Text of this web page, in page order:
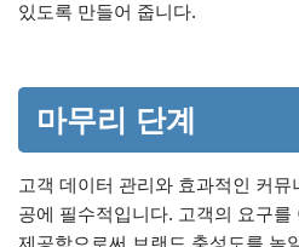
있도록 만들어 줍니다.
마무리 단계
고객 데이터 관리와 효과적인 커
공에 필수적입니다. 고객의 요구